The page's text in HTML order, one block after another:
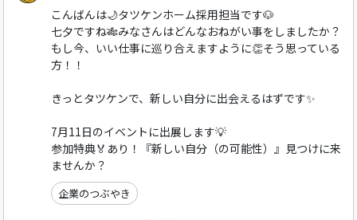
こんばんは🌙タツケンホーム採用担当です🐶
七夕ですね🎋みなさんはどんなおねがい事をしましたか？
もし今、いい仕事に巡り合えますように👏そう思っている
方！！
きっとタツケンで、新しい自分に出会えるはずです✨
7月11日のイベントに出展します💡
参加特典🏅あり！『新しい自分（の可能性）』見つけに来
ませんか？
企業のつぶやき